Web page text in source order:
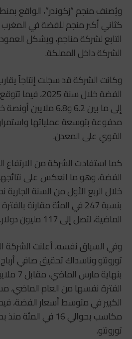
ويُصنف منجم “زكوندر”، الواقع
كثاني أكبر منجم للفضة في
التابع لشركة مناجم، ويشكل
الشركة داخل المملكة.
الفضة خلال سنة
مدفوعة بتوسعة عملياتها
القوي على المعدن.
كما استفادت الشركة من الارتفاع
الفضة، وهو ما انعكس على
خلال الربع الأول من السنة الجارية
بنسبة 247 في المئة مقارنة
الماضية، لتصل إلى 117 مليون دولار.
وفي السياق نفسه، أعلنت الشركة
بنهاية
الفترة نفسها من العام الماضي،
الكبير في متوسط أسعار الفضة،
مكاسب بحوالي 16 في
تورونتو.